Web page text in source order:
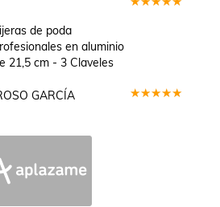
de poda
en aluminio
21,5 cm - 3 Claveles
GARCÍA